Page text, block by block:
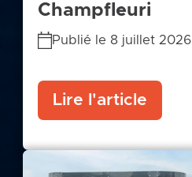
Champfleuri
Publié le 8 juillet 2026
Lire l'article